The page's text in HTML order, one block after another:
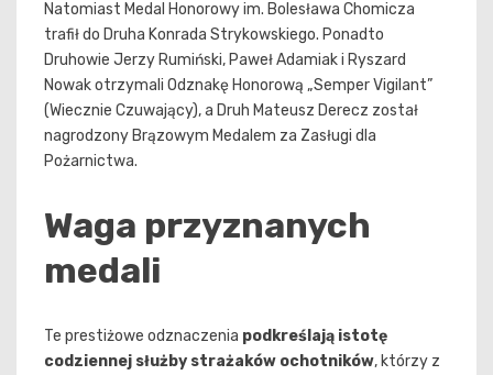
Natomiast Medal Honorowy im. Bolesława Chomicza
trafił do Druha Konrada Strykowskiego. Ponadto
Druhowie Jerzy Rumiński, Paweł Adamiak i Ryszard
Nowak otrzymali Odznakę Honorową „Semper Vigilant”
(Wiecznie Czuwający), a Druh Mateusz Derecz został
nagrodzony Brązowym Medalem za Zasługi dla
Pożarnictwa.
Waga przyznanych
medali
Te prestiżowe odznaczenia podkreślają istotę
codziennej służby strażaków ochotników, którzy z